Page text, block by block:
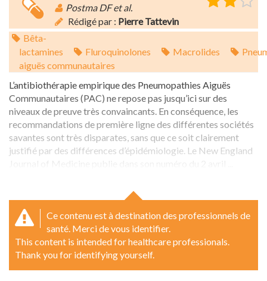
Postma DF et al.
Rédigé par : Pierre Tattevin
Bêta-
lactamines
Fluroquinolones Macrolides
aiguës communautaires
L’antibiothérapie empirique des Pneumopathies Aiguës
Communautaires (PAC) ne repose pas jusqu’ici sur des
niveaux de preuve très convaincants. En conséquence, les
recommandations de première ligne des différentes sociétés
savantes sont très disparates, sans que ce soit clairement
justifié par des différences d’épidémiologie. Le New England
Ce contenu est à destination des professionnels de
santé. Merci de vous identifier.
This content is intended for healthcare professionals.
Thank you for identifying yourself.